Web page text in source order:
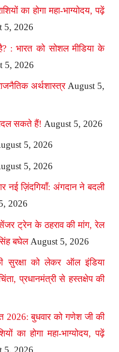
का होगा महा-भाग्योदय, पढ़ें
5, 2026
: भारत को सोशल मीडिया के
5, 2026
अर्थशास्त्र August 5,
सकते हैं! August 5, 2026
5, 2026
5, 2026
नई ज़िंदगियाँ: अंगदान ने बदली
2026
ट्रेन के ठहराव की मांग, रेल
बघेल August 5, 2026
सुरक्षा को लेकर ऑल इंडिया
प्रधानमंत्री से हस्तक्षेप की
बुधवार को गणेश जी की
का होगा महा-भाग्योदय, पढ़ें
5, 2026